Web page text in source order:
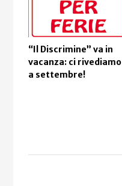
“Il Discrimine” va in
vacanza: ci rivediamo
a settembre!